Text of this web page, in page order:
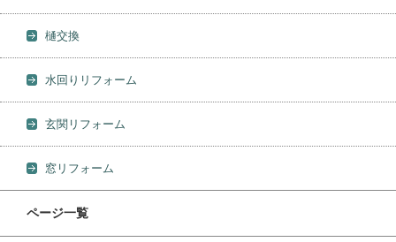
樋交換
水回りリフォーム
玄関リフォーム
窓リフォーム
ページ一覧